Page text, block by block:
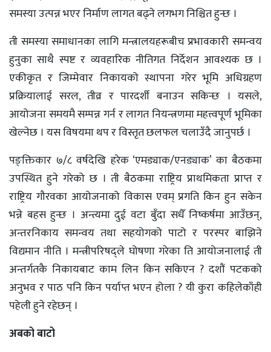
समस्या उत्पन्न भएर निर्माण लागत बढ्ने लगभग निश्चित हुन्छ ।
ती समस्या समाधानका लागि मन्त्रालयहरूबीच प्रभावकारी समन्वय
हुनुका साथै स्पष्ट र व्यवहारिक नीतिगत निर्देशन आवश्यक छ ।
एकीकृत र जिम्मेवार निकायको स्थापना गरेर भूमि अधिग्रहण
प्रक्रियालाई सरल, तीव्र र पारदर्शी बनाउन सकिन्छ । यसले,
आयोजना समयमै सम्पन्न गर्न र लागत नियन्त्रणमा महत्त्वपूर्ण भूमिका
खेल्नेछ । यस विषयमा थप र विस्तृत छलफल चलाउँदै जानुपर्छ ।
पङ्क्तिकार ७/८ वर्षदेखि हरेक ‘एमड्याक/एनड्याक’ का बैठकमा
उपस्थित हुने गरेको छ । ती बैठकमा राष्ट्रिय प्राथमिकता प्राप्त र
राष्ट्रिय गौरवका आयोजनाको विकास एवम् प्रगति किन हुन सकेन
भन्ने बहस हुन्छ । अन्त्यमा दुई वटा बुँदा सधैँ निष्कर्षमा आउँछन्,
अन्तरनिकाय समन्वय तथा सहयोगको पाटो र परस्पर बाझिने
विद्यमान नीति । मन्त्रीपरिषद्ले घोषणा गरेका ति आयोजनालाई ती
अन्तर्गतकै निकायबाट काम लिन किन सकिएन ? दशौं पटकको
अनुभव र पाठ पनि किन पर्याप्त भएन होला ? यी कुरा कहिलेकाँही
पहेली हुने रहेछन् ।
अबको बाटो